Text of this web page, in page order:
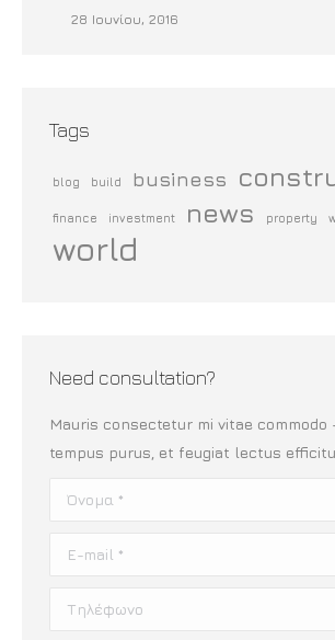
28 Ιουνίου, 2016
Tags
blog build business
finance investment news property
world
Need consultation?
Mauris consectetur mi vitae commodo
tempus purus, et feugiat lectus
Όνομα *
E-mail *
Τηλέφωνο